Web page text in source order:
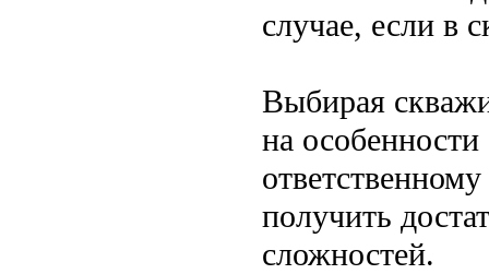
случае, если в
Выбирая
на особенности
получить
сложностей.